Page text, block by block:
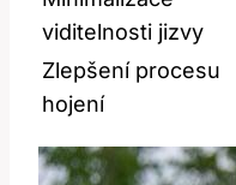
viditelnosti jizvy
Zlepšení procesu⁤
hojení